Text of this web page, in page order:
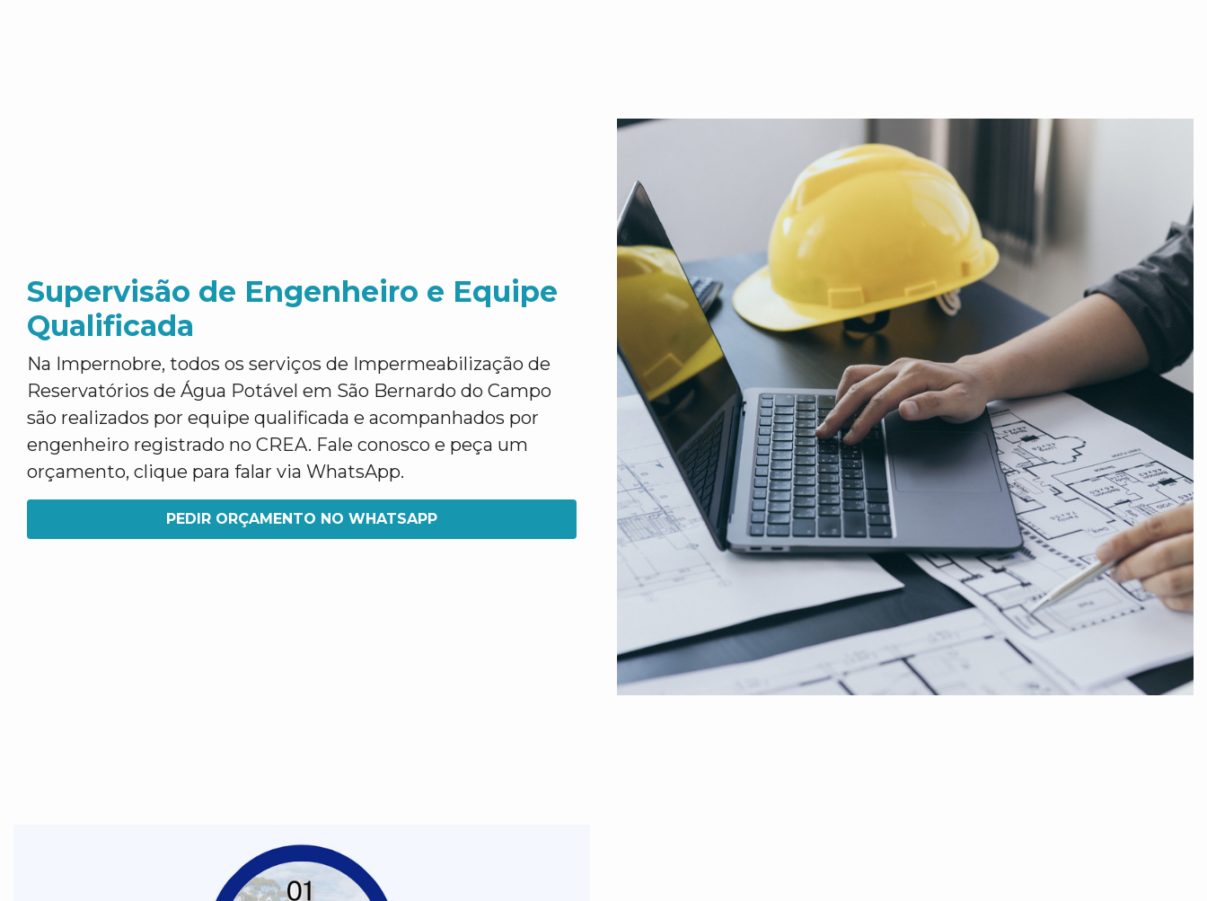
Supervisão de Engenheiro e Equipe
Qualificada
Na Impernobre, todos os serviços de Impermeabilização de
Reservatórios de Água Potável em São Bernardo do Campo
são realizados por equipe qualificada e acompanhados por
engenheiro registrado no CREA. Fale conosco e peça um
orçamento, clique para falar via WhatsApp.
PEDIR ORÇAMENTO NO WHATSAPP